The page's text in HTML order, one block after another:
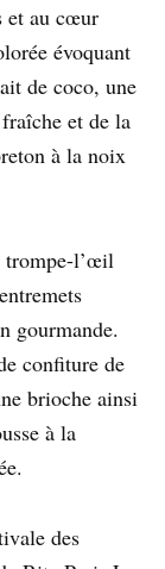
et au cœur
évoquant
de coco, une
et de la
à la noix
trompe-l’œil
gourmande.
confiture de
brioche ainsi
à la
des